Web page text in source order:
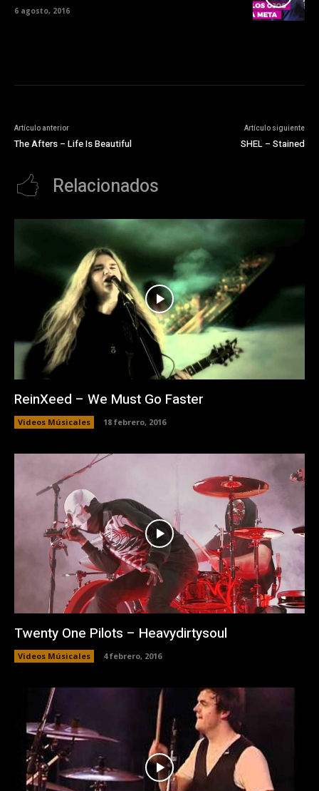
6 agosto, 2016
Artículo anterior
The Afters – Life Is Beautiful
Artículo siguiente
SHEL – Stained
Relacionados
ReinXeed – We Must Go Faster
Videos Músicales 18 febrero, 2016
Twenty One Pilots – Heavydirtysoul
Videos Músicales 4 febrero, 2016